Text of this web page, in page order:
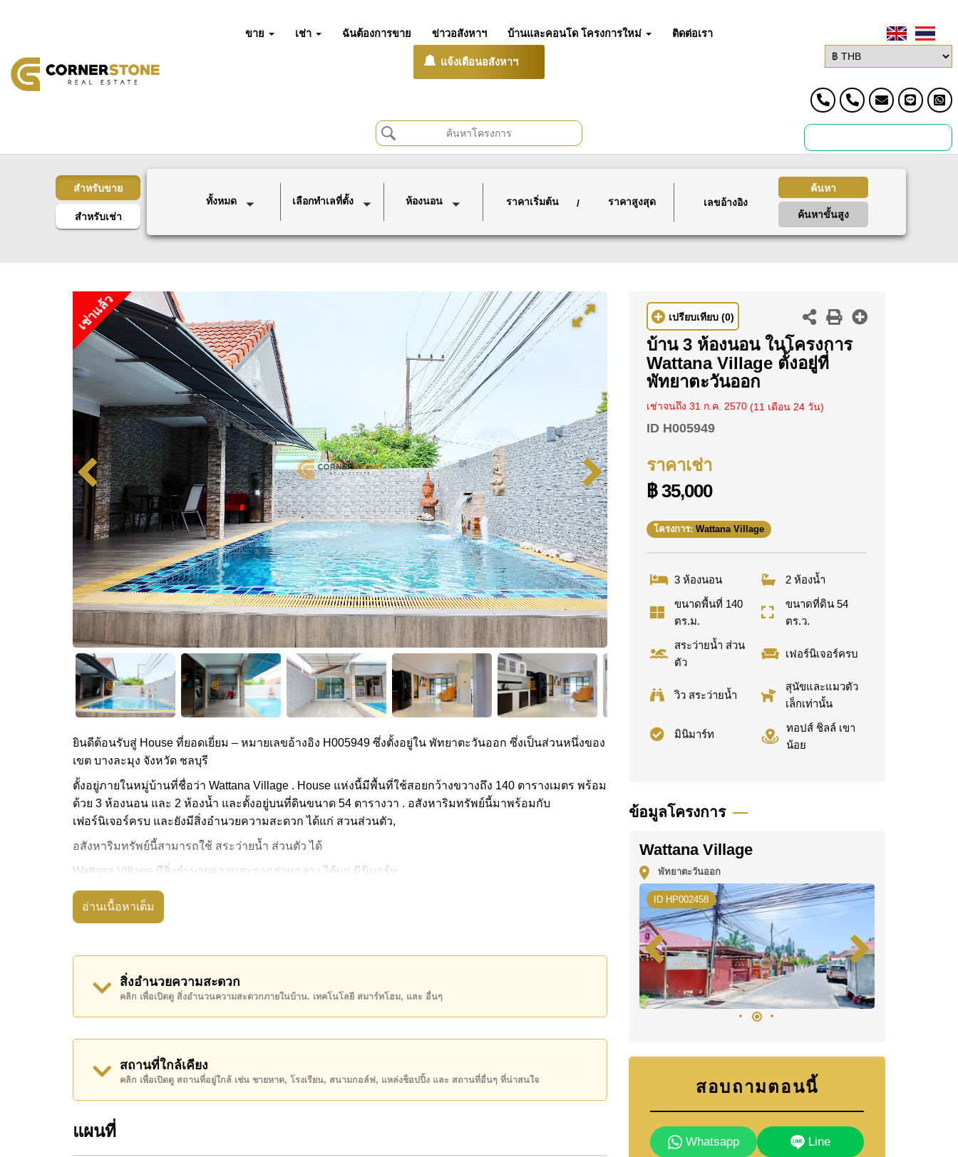
ขาย เช่า ฉันต้องการขาย ข่าวอสังหาฯ บ้านและคอนโด โครงการใหม่ ติดต่อเรา
แจ้งเตือนอสังหาฯ
สำหรับขาย
สำหรับเช่า
ทั้งหมด เลือกทำเลที่ตั้ง ห้องนอน ราคาเริ่มต้น / ราคาสูงสุด
ค้นหา
ค้นหาขั้นสูง
เช่าแล้ว
ยินดีต้อนรับสู่ House ที่ยอดเยี่ยม – หมายเลขอ้างอิง H005949 ซึ่งตั้งอยู่ใน พัทยาตะวันออก ซึ่งเป็นส่วนหนึ่งของ
เขต บางละมุง จังหวัด ชลบุรี
ตั้งอยู่ภายในหมู่บ้านที่ชื่อว่า Wattana Village . House แห่งนี้มีพื้นที่ใช้สอยกว้างขวางถึง 140 ตารางเมตร พร้อม
ด้วย 3 ห้องนอน และ 2 ห้องน้ำ และตั้งอยู่บนที่ดินขนาด 54 ตารางวา . อสังหาริมทรัพย์นี้มาพร้อมกับ
เฟอร์นิเจอร์ครบ และยังมีสิ่งอำนวยความสะดวก ได้แก่ สวนส่วนตัว,
อสังหาริมทรัพย์นี้สามารถใช้ สระว่ายน้ำ ส่วนตัว ได้
Wattana Village มีสิ่งอำนวยความสะดวกส่วนกลาง ได้แก่ มินิมาร์ท
สถานที่สำคัญใกล้ Wattana Village ได้แก่: ร้านสยามเบอร์รี่, ทอปส์ ชิลล์ เขาน้อย , ฟาร์มแกะพัทยา, อุทยานหิน
ล้านปีและฟาร์มจระเข้ , สยามคันทรีคลับ (สนามเก่า ไร่ ริมน้ำ และโรลลิ่งฮิลส์) , รพ.กรุงเทพพัทยา
เงินมัดจำ 2 เดือนก่อนเข้าอยู่อาศัย
ค้นพบโอกาสในการทำให้ที่อยู่อาศัยนี้เป็นบ้านในฝันของคุณ!
WhatsApp ของสำนักงาน:
อ่านเนื้อหาเต็ม
สิ่งอำนวยความสะดวก
คลิก เพื่อเปิดดู สิ่งอำนวนความสะดวกภายในบ้าน. เทคโนโลยี สมาร์ทโฮม, และ อื่นๆ
สถานที่ใกล้เคียง
คลิก เพื่อเปิดดู สถานที่อยู่ใกล้ เช่น ชายหาด, โรงเรียน, สนามกอล์ฟ, แหล่งช็อปปิ้ง และ สถานที่อื่นๆ ที่น่าสนใจ
แผนที่
เปรียบเทียบ (0)
บ้าน 3 ห้องนอน ในโครงการ
Wattana Village ตั้งอยู่ที่
พัทยาตะวันออก
เช่าจนถึง 31 ก.ค. 2570 (11 เดือน 24 วัน)
ID H005949
ราคาเช่า
฿ 35,000
โครงการ: Wattana Village
3 ห้องนอน
2 ห้องน้ำ
ขนาดพื้นที่ 140
ตร.ม.
ขนาดที่ดิน 54
ตร.ว.
สระว่ายน้ำ ส่วน
ตัว
เฟอร์นิเจอร์ครบ
วิว สระว่ายน้ำ
สุนัขและแมวตัว
เล็กเท่านั้น
มินิมาร์ท
ทอปส์ ชิลล์ เขา
น้อย
ข้อมูลโครงการ
Wattana Village
พัทยาตะวันออก
ID HP002458
สอบถามตอนนี้
Whatsapp Line